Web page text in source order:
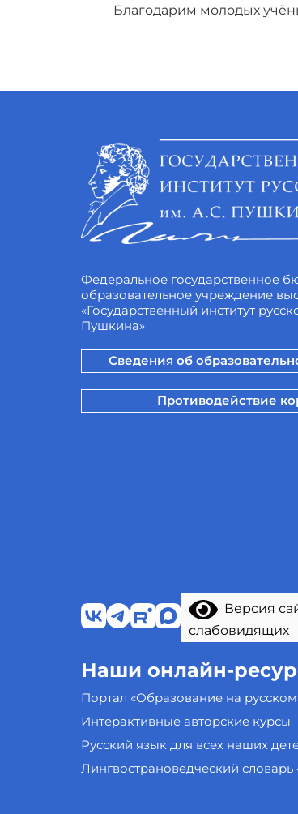
Благодарим молодых
Федеральное государственное
образовательное учреждение
«Государственный институт
Пушкина»
Сведения об
Противодействие
Версия
слабовидящих
Наши онлайн-
Портал «Образование на
Интерактивные авторские курсы
Русский язык для всех наших
Лингвострановедческий словарь